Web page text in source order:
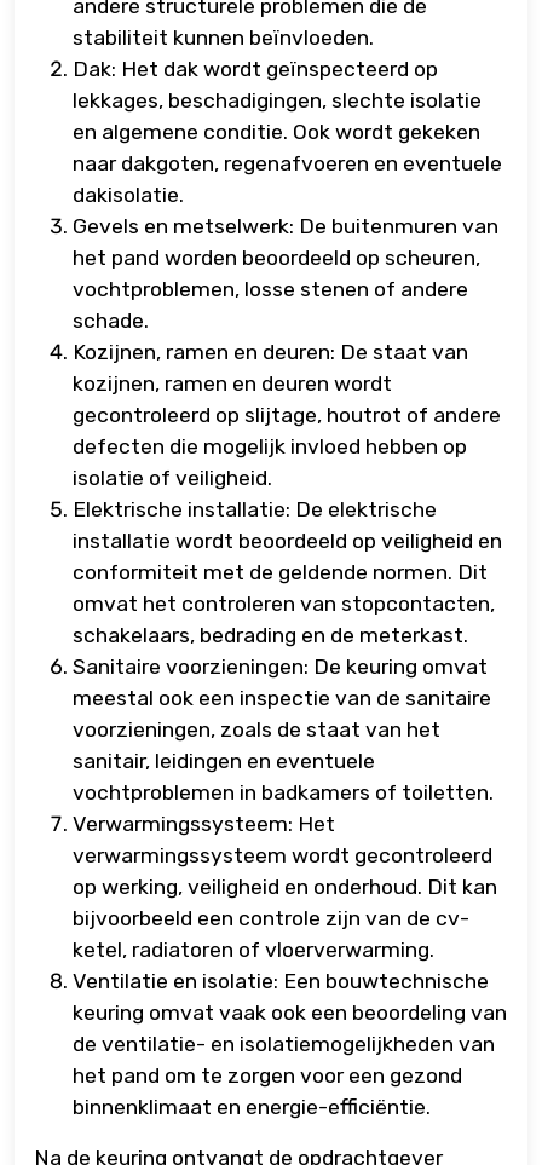
andere structurele problemen die de
stabiliteit kunnen beïnvloeden.
Dak: Het dak wordt geïnspecteerd op
lekkages, beschadigingen, slechte isolatie
en algemene conditie. Ook wordt gekeken
naar dakgoten, regenafvoeren en eventuele
dakisolatie.
Gevels en metselwerk: De buitenmuren van
het pand worden beoordeeld op scheuren,
vochtproblemen, losse stenen of andere
schade.
Kozijnen, ramen en deuren: De staat van
kozijnen, ramen en deuren wordt
gecontroleerd op slijtage, houtrot of andere
defecten die mogelijk invloed hebben op
isolatie of veiligheid.
Elektrische installatie: De elektrische
installatie wordt beoordeeld op veiligheid en
conformiteit met de geldende normen. Dit
omvat het controleren van stopcontacten,
schakelaars, bedrading en de meterkast.
Sanitaire voorzieningen: De keuring omvat
meestal ook een inspectie van de sanitaire
voorzieningen, zoals de staat van het
sanitair, leidingen en eventuele
vochtproblemen in badkamers of toiletten.
Verwarmingssysteem: Het
verwarmingssysteem wordt gecontroleerd
op werking, veiligheid en onderhoud. Dit kan
bijvoorbeeld een controle zijn van de cv-
ketel, radiatoren of vloerverwarming.
Ventilatie en isolatie: Een bouwtechnische
keuring omvat vaak ook een beoordeling van
de ventilatie- en isolatiemogelijkheden van
het pand om te zorgen voor een gezond
binnenklimaat en energie-efficiëntie.
Na de keuring ontvangt de opdrachtgever